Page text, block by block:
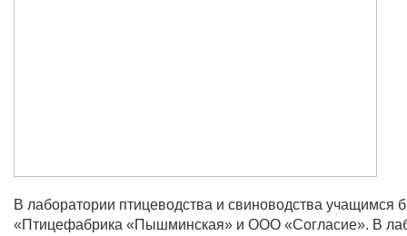
В лаборатории птицеводства и свиноводства
«Птицефабрика «Пышминская» и ООО «Согласие». В